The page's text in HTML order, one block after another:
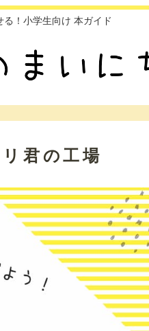
！小学生向け 本ガイド
君の工場